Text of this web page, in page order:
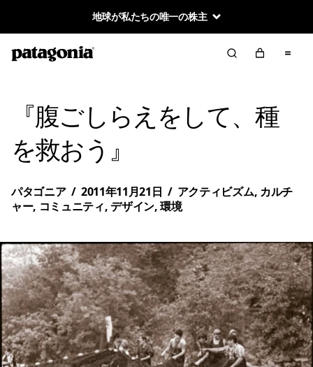
地球が私たちの唯一の株主
『腹ごしらえをして、種
を救おう』
パタゴニア / 2011年11月21日 / アクティビズム, カルチ
ャー, コミュニティ,デザイン,環境